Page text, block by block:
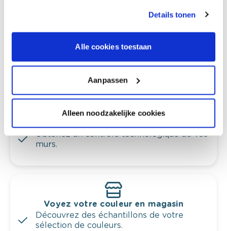
Details tonen
Alle cookies toestaan
Aanpassen
Alleen noodzakelijke cookies
Conseil couleur à domicile
Faites le tour de vos pièces avec l'expert
l'éclairage et de votre mobilier.
Obtenez un contrôle technologique de vos
murs.
Voyez votre couleur en magasin
Découvrez des échantillons de votre
sélection de couleurs.